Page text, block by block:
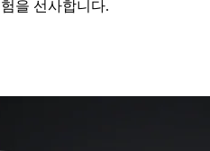
을 선사합니다.